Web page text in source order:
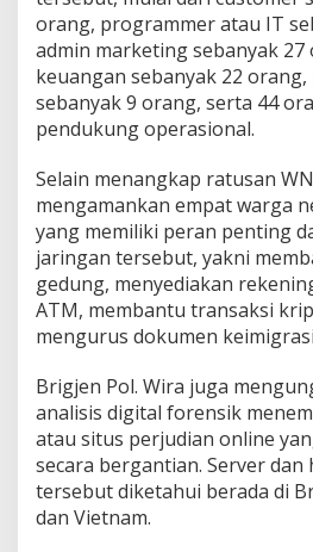
orang, programmer atau IT
admin marketing sebanyak 27
keuangan sebanyak 22
sebanyak 9 orang, serta 44
pendukung operasional.
Selain menangkap ratusan
mengamankan empat warga
yang memiliki peran penting
jaringan tersebut, yakni
gedung, menyediakan
ATM, membantu transaksi
mengurus dokumen
Brigjen Pol. Wira juga
analisis digital forensik
atau situs perjudian online
secara bergantian. Server
tersebut diketahui berada di
dan Vietnam.